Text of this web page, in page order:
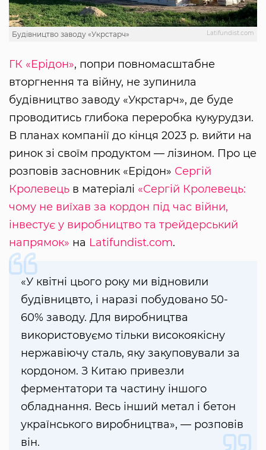
Latifundist.com
Будівництво заводу «Укрстарч»
ГК «Ерідон», попри повномасштабне
вторгнення та війну, не зупинила
будівництво заводу «Укрстарч», де буде
проводитись глибока переробка кукурудзи.
В планах компанії до кінця 2023 р. вийти на
ринок зі своїм продуктом — лізином. Про це
розповів засновник «Ерідон» Сергій
Кролевець в матеріалі «Сергій Кролевець:
чому не виїхав за кордон під час війни,
інвестує у виробництво та трейдерський
напрямок» на Latifundist.com.
«У квітні цього року ми відновили
будівницвто, і наразі побудовано 50-
60% заводу. Для виробництва
використовуємо тільки високоякісну
нержавіючу сталь, яку закуповували за
кордоном. З Китаю привезли
ферментатори та частину іншого
обладнання. Весь інший метал і бетон
українського виробництва», — розповів
він.